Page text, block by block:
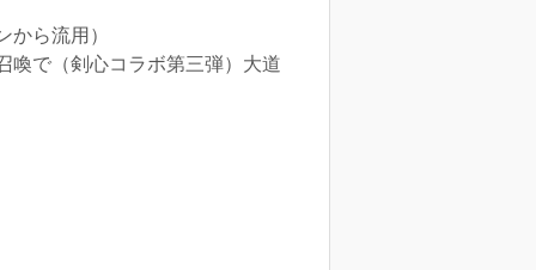
ら流用）
喚で（剣心コラボ第三弾）大道